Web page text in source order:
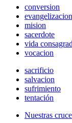
conversion
evangelizacion
mision
sacerdote
vida
vocacion
sacrificio
salvacion
sufrimiento
tentación
Nuestras